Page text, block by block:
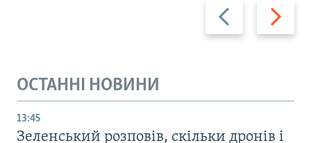
Назад Вперед
ОСТАННІ НОВИНИ
13:45
Зеленський розповів, скільки дронів і